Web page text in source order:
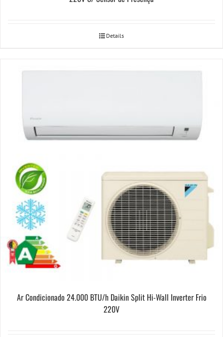
Details
Ar Condicionado 24.000 BTU/h Daikin Split Hi-Wall Inverter Frio
220V